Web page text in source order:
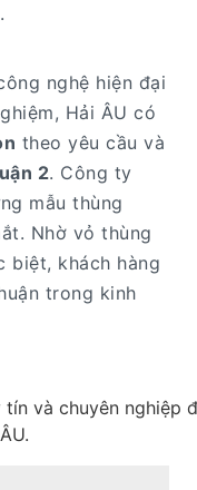
nghệ hiện đại
Hải ÂU có
theo yêu cầu và
2. Công ty
mẫu thùng
Nhờ vỏ thùng
biệt, khách hàng
trong kinh
và chuyên nghiệp